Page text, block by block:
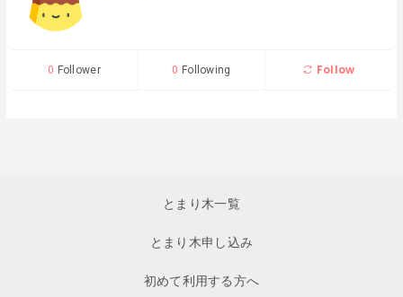
0 Follower 0 Following Follow
とまり木一覧
とまり木申し込み
初めて利用する方へ